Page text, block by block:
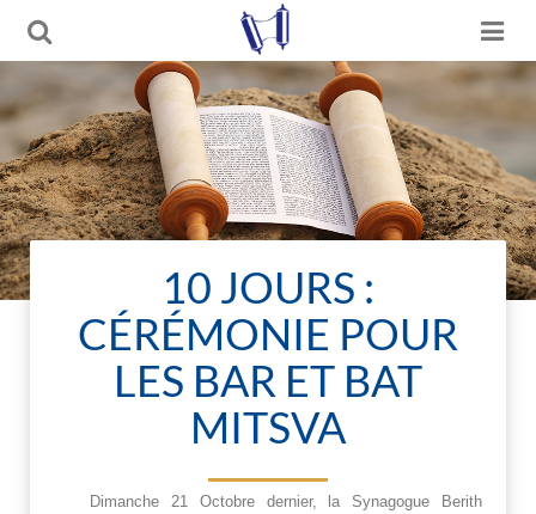
10 JOURS :
CÉRÉMONIE POUR
LES BAR ET BAT
MITSVA
Dimanche 21 Octobre dernier, la Synagogue Berith